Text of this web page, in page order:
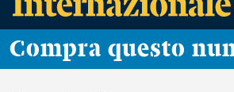
Compra questo